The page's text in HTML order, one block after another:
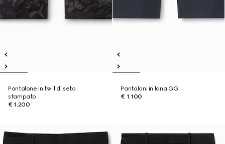
Pantalone in twill di seta
stampato
€ 1.200
Pantaloni in lana GG
€ 1.100
Runway Runway